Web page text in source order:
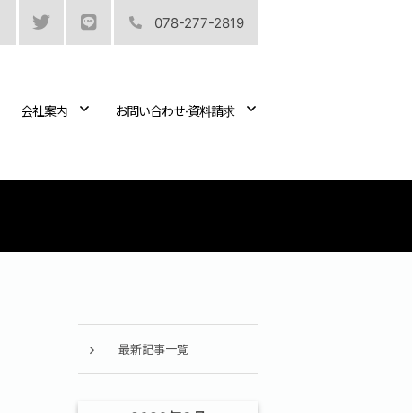
078-277-2819
会社案内 お問い合わせ·資料請求
最新記事一覧